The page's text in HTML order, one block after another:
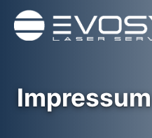
Impressum